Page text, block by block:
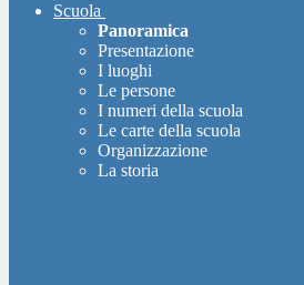
Scuola
Panoramica
Presentazione
I luoghi
Le persone
I numeri della scuola
Le carte della scuola
Organizzazione
La storia